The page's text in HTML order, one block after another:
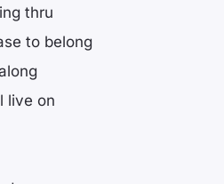
thru
to belong
live on